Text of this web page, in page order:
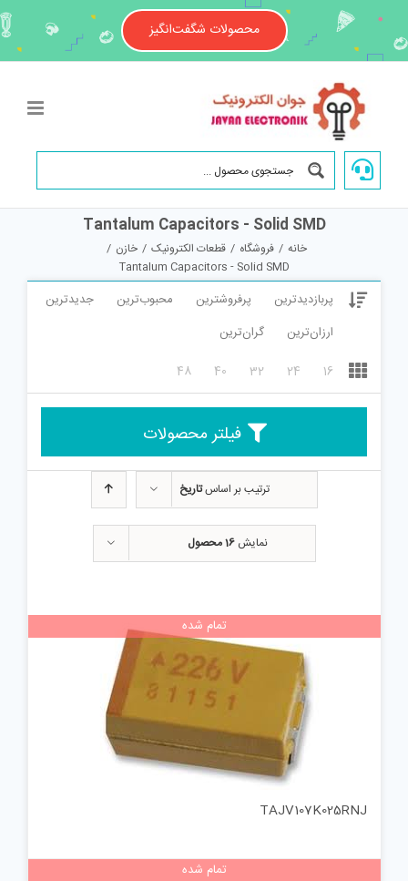
content
محصولات شگفت‌انگیز
Tantalum Capacitors - Solid SMD
خانه / فروشگاه / قطعات الکترونیک / خازن /
Tantalum Capacitors - Solid SMD
پربازدیدترین پرفروشترین محبوب‌ترین
جدیدترین
ارزان‌ترین
گران‌ترین
16
24
32
40
48
فیلتر محصولات
ترتیب بر اساستاریخ
نمایش16 محصول
تمام شده
TAJV107K025RNJ
تمام شده